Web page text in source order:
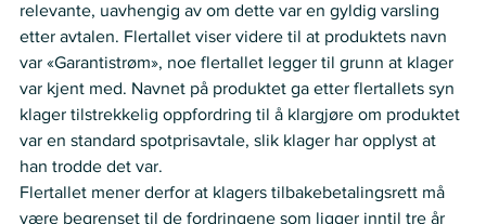
relevante, uavhengig av om dette var en gyldig varsling
etter avtalen. Flertallet viser videre til at produktets navn
var «Garantistrøm», noe flertallet legger til grunn at klager
var kjent med. Navnet på produktet ga etter flertallets syn
klager tilstrekkelig oppfordring til å klargjøre om produktet
var en standard spotprisavtale, slik klager har opplyst at
han trodde det var.
Flertallet mener derfor at klagers tilbakebetalingsrett må
være begrenset til de fordringene som ligger inntil tre år